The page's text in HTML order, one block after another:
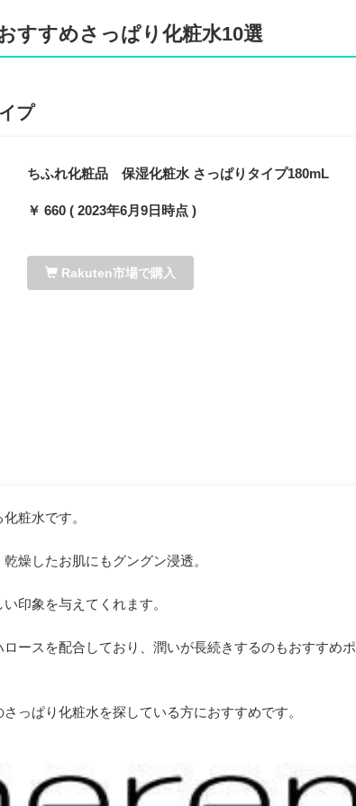
すすめさっぱり化粧水10選
プ
ちふれ化粧品 保湿化粧水 さっぱりタイプ180mL
￥ 660 ( 2023年6月9日時点 )
Rakuten市場で購入
粧水です。
燥したお肌にもグングン浸透。
印象を与えてくれます。
ースを配合しており、潤いが長続きするのもおすすめポ
っぱり化粧水を探している方におすすめです。